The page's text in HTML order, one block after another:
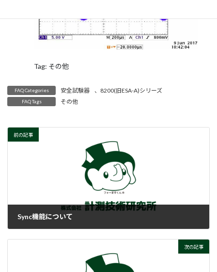
Tag: その他
FAQ Categories 安全試験器 、 8200(旧ESA-A)シリーズ
FAQ Tags その他
前の記事
Sync機能について
次の記事